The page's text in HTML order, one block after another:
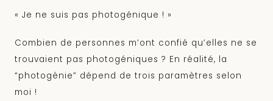
« Je ne suis pas photogénique ! »
Combien de personnes m’ont confié qu’elles ne se
trouvaient pas photogéniques ? En réalité, la
“photogénie” dépend de trois paramètres selon
moi !